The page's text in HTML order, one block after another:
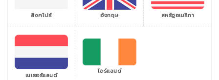
สิงคโปร์ อังกฤษ สหรัฐอเมริกา
เนเธอร์แลนด์ ไอร์แลนด์